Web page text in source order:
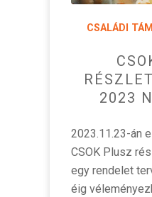
CSALÁDI
2023
2023.11.23-án
CSOK Plusz
egy rendelet
éig